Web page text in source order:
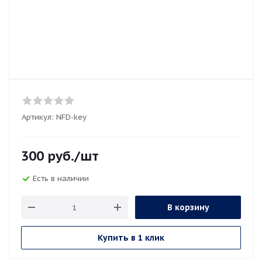
Артикул: NFD-key
300 руб./шт
Есть в наличии
В корзину
Купить в 1 клик